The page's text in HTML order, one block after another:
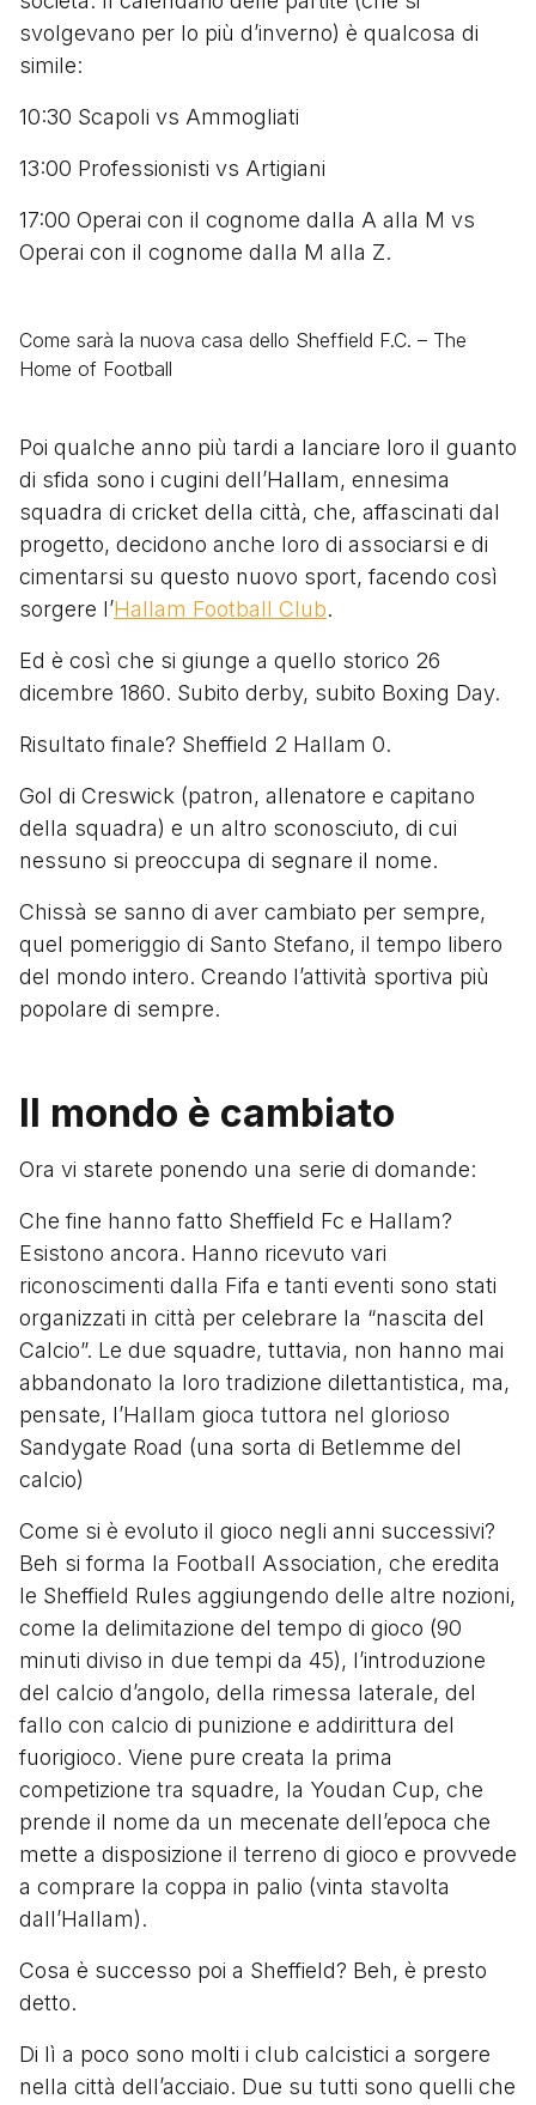
svolgevano per lo più d’inverno) è qualcosa di
simile:
10:30 Scapoli vs Ammogliati
13:00 Professionisti vs Artigiani
17:00 Operai con il cognome dalla A alla M vs
Operai con il cognome dalla M alla Z.
Come sarà la nuova casa dello Sheffield F.C. – The
Home of Football
Poi qualche anno più tardi a lanciare loro il guanto
di sfida sono i cugini dell’Hallam, ennesima
squadra di cricket della città, che, affascinati dal
progetto, decidono anche loro di associarsi e di
cimentarsi su questo nuovo sport, facendo così
sorgere l’Hallam Football Club.
Ed è così che si giunge a quello storico 26
dicembre 1860. Subito derby, subito Boxing Day.
Risultato finale? Sheffield 2 Hallam 0.
Gol di Creswick (patron, allenatore e capitano
della squadra) e un altro sconosciuto, di cui
nessuno si preoccupa di segnare il nome.
Chissà se sanno di aver cambiato per sempre,
quel pomeriggio di Santo Stefano, il tempo libero
del mondo intero. Creando l’attività sportiva più
popolare di sempre.
Il mondo è cambiato
Ora vi starete ponendo una serie di domande:
Che fine hanno fatto Sheffield Fc e Hallam?
Esistono ancora. Hanno ricevuto vari
riconoscimenti dalla Fifa e tanti eventi sono stati
organizzati in città per celebrare la “nascita del
Calcio”. Le due squadre, tuttavia, non hanno mai
abbandonato la loro tradizione dilettantistica, ma,
pensate, l’Hallam gioca tuttora nel glorioso
Sandygate Road (una sorta di Betlemme del
calcio)
Come si è evoluto il gioco negli anni successivi?
Beh si forma la Football Association, che eredita
le Sheffield Rules aggiungendo delle altre nozioni,
come la delimitazione del tempo di gioco (90
minuti diviso in due tempi da 45), l’introduzione
del calcio d’angolo, della rimessa laterale, del
fallo con calcio di punizione e addirittura del
fuorigioco. Viene pure creata la prima
competizione tra squadre, la Youdan Cup, che
prende il nome da un mecenate dell’epoca che
mette a disposizione il terreno di gioco e provvede
a comprare la coppa in palio (vinta stavolta
dall’Hallam).
Cosa è successo poi a Sheffield? Beh, è presto
detto.
Di lì a poco sono molti i club calcistici a sorgere
nella città dell’acciaio. Due su tutti sono quelli che